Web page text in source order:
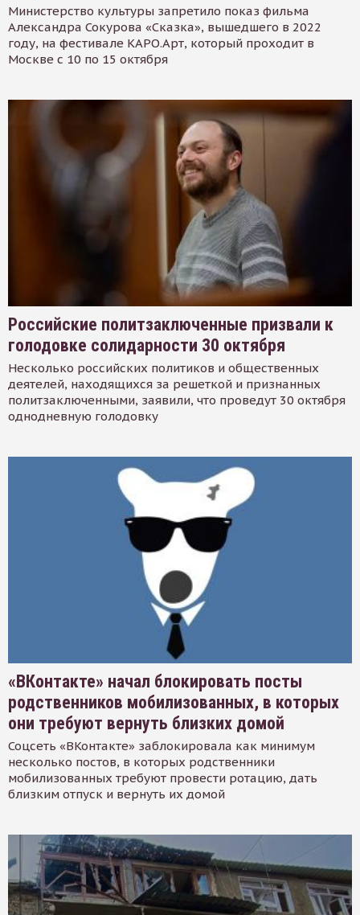
Министерство культуры запретило показ фильма
Александра Сокурова «Сказка», вышедшего в 2022
году, на фестивале КАРО.Арт, который проходит в
Москве с 10 по 15 октября
Российские политзаключенные призвали к
голодовке солидарности 30 октября
Несколько российских политиков и общественных
деятелей, находящихся за решеткой и признанных
политзаключенными, заявили, что проведут 30 октября
однодневную голодовку
«ВКонтакте» начал блокировать посты
родственников мобилизованных, в которых
они требуют вернуть близких домой
Соцсеть «ВКонтакте» заблокировала как минимум
несколько постов, в которых родственники
мобилизованных требуют провести ротацию, дать
близким отпуск и вернуть их домой